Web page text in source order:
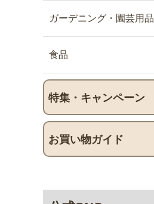
ガーデニング・園芸用品
食品
特集・キャンペーン
お買い物ガイド